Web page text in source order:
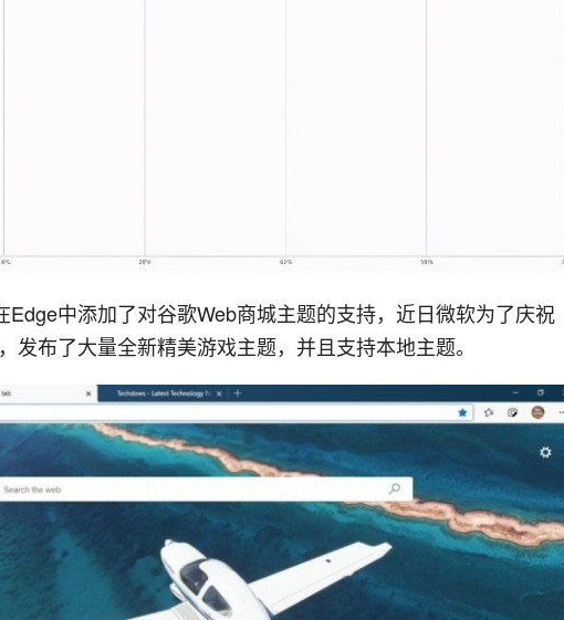
Edge中添加了对谷歌Web商城主题的支持，近日微软为了庆祝
发布了大量全新精美游戏主题，并且支持本地主题。